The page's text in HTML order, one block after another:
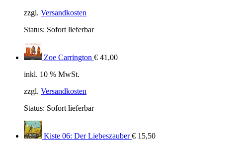
zzgl. Versandkosten
Status: Sofort lieferbar
Zoe Carrington € 41,00
inkl. 10 % MwSt.
zzgl. Versandkosten
Status: Sofort lieferbar
Kiste 06: Der Liebeszauber € 15,50